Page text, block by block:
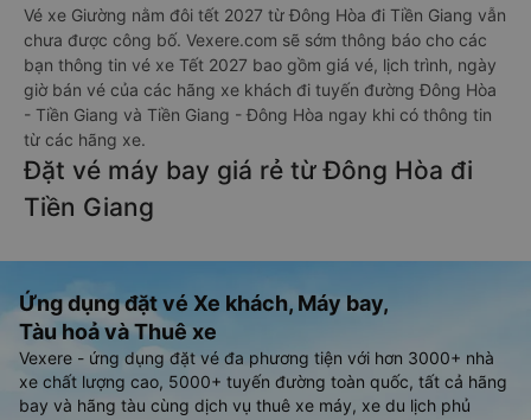
Vé xe Giường nằm đôi tết 2027 từ Đông Hòa đi Tiền Giang vẫn
chưa được công bố. Vexere.com sẽ sớm thông báo cho các
bạn thông tin vé xe Tết 2027 bao gồm giá vé, lịch trình, ngày
giờ bán vé của các hãng xe khách đi tuyến đường Đông Hòa
- Tiền Giang và Tiền Giang - Đông Hòa ngay khi có thông tin
từ các hãng xe.
Đặt vé máy bay giá rẻ từ Đông Hòa đi
Tiền Giang
Ứng dụng đặt vé Xe khách, Máy bay,
Tàu hoả và Thuê xe
Vexere - ứng dụng đặt vé đa phương tiện với hơn 3000+ nhà
xe chất lượng cao, 5000+ tuyến đường toàn quốc, tất cả hãng
bay và hãng tàu cùng dịch vụ thuê xe máy, xe du lịch phủ